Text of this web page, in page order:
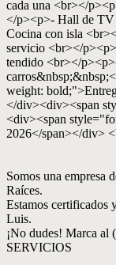
cada una <br></
</p><p>- Hall de
Cocina con isla
servicio <br></
tendido <br></
weight:
</div><div><span
<div><span
2026</span></div>
Somos una empresa
Raíces.
Estamos certificados
Luis.
¡No dudes! Marca al
SERVICIOS